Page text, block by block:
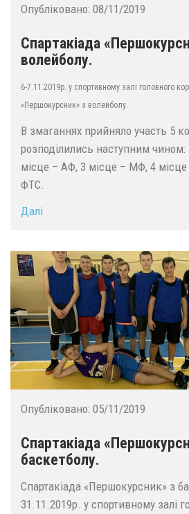
Опубліковано: 08/11/2019
Спартакіада
волейболу.
6-7.11.2019р. у спортивному залі головного
«Першокурсник» з волейболу.
В змаганнях прийняло участь 5
розподілились наступним
місце – АФ, 3 місце – МФ, 4
ФТС.
Далі
Опубліковано: 05/11/2019
Спартакіада
баскетболу.
Спартакіада «Першокурсник» з
31.11.2019р. у спортивному залі